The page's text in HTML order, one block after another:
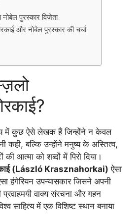
पुरस्कार विजेता
और नोबेल पुरस्कार की चर्चा
में कुछ ऐसे लेखक हैं जिन्होंने न केवल
कही, बल्कि उन्होंने मनुष्य के अस्तित्व,
आत्मा को शब्दों में पिरो दिया।
(László Krasznahorkai) ऐसा
हंगेरियन उपन्यासकार जिसने अपनी
वाक्य संरचना और गहन
साहित्य में एक विशिष्ट स्थान बनाया